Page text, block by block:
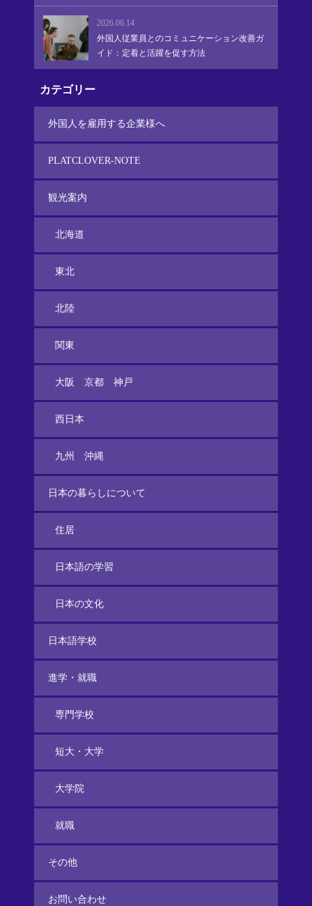
2026.06.14
外国人従業員とのコミュニケーション改善ガ
イド：定着と活躍を促す方法
カテゴリー
外国人を雇用する企業様へ
PLATCLOVER-NOTE
観光案内
北海道
東北
北陸
関東
大阪 京都 神戸
西日本
九州 沖縄
日本の暮らしについて
住居
日本語の学習
日本の文化
日本語学校
進学・就職
専門学校
短大・大学
大学院
就職
その他
お問い合わせ